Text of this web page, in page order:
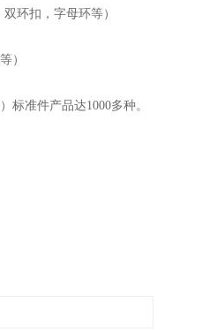
环扣，字母环等）
）
准件产品达1000多种。